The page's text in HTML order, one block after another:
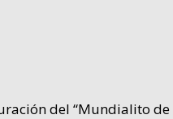
del “Mundialito de